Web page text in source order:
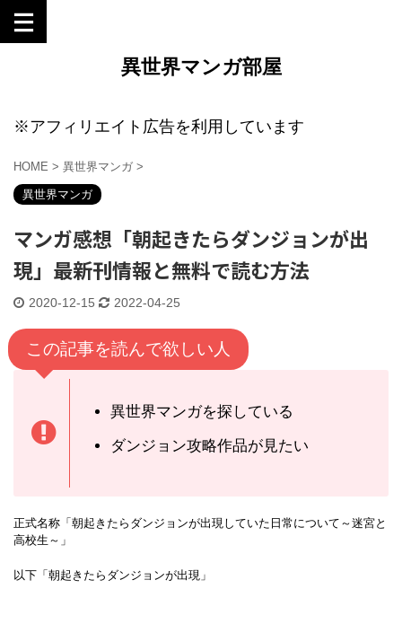
異世界マンガ部屋
※アフィリエイト広告を利用しています
HOME > 異世界マンガ >
異世界マンガ
マンガ感想「朝起きたらダンジョンが出
現」最新刊情報と無料で読む方法
2020-12-15 2022-04-25
この記事を読んで欲しい人
異世界マンガを探している
ダンジョン攻略作品が見たい
正式名称「朝起きたらダンジョンが出現していた日常について～迷宮と
高校生～」
以下「朝起きたらダンジョンが出現」